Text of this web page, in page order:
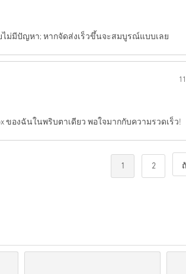
ไม่มีปัญหา; หากจัดส่งเร็วขึ้นจะสมบูรณ์แบบเลย
ของฉันในพริบตาเดียว พอใจมากกับความรวดเร็ว!
1 2